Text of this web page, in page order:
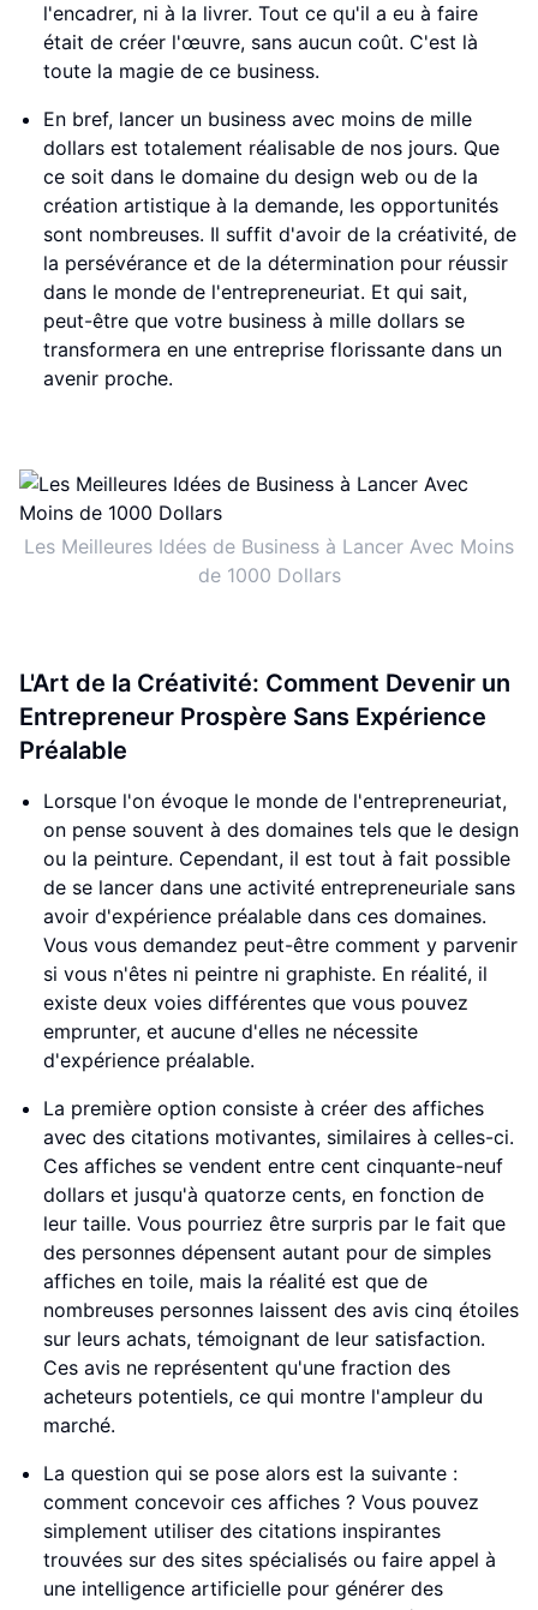
l'encadrer, ni à la livrer. Tout ce qu'il a eu à faire
était de créer l'œuvre, sans aucun coût. C'est là
toute la magie de ce business.
En bref, lancer un business avec moins de mille
dollars est totalement réalisable de nos jours. Que
ce soit dans le domaine du design web ou de la
création artistique à la demande, les opportunités
sont nombreuses. Il suffit d'avoir de la créativité, de
la persévérance et de la détermination pour réussir
dans le monde de l'entrepreneuriat. Et qui sait,
peut-être que votre business à mille dollars se
transformera en une entreprise florissante dans un
avenir proche.
Les Meilleures Idées de Business à Lancer Avec Moins
de 1000 Dollars
L'Art de la Créativité: Comment Devenir un
Entrepreneur Prospère Sans Expérience
Préalable
Lorsque l'on évoque le monde de l'entrepreneuriat,
on pense souvent à des domaines tels que le design
ou la peinture. Cependant, il est tout à fait possible
de se lancer dans une activité entrepreneuriale sans
avoir d'expérience préalable dans ces domaines.
Vous vous demandez peut-être comment y parvenir
si vous n'êtes ni peintre ni graphiste. En réalité, il
existe deux voies différentes que vous pouvez
emprunter, et aucune d'elles ne nécessite
d'expérience préalable.
La première option consiste à créer des affiches
avec des citations motivantes, similaires à celles-ci.
Ces affiches se vendent entre cent cinquante-neuf
dollars et jusqu'à quatorze cents, en fonction de
leur taille. Vous pourriez être surpris par le fait que
des personnes dépensent autant pour de simples
affiches en toile, mais la réalité est que de
nombreuses personnes laissent des avis cinq étoiles
sur leurs achats, témoignant de leur satisfaction.
Ces avis ne représentent qu'une fraction des
acheteurs potentiels, ce qui montre l'ampleur du
marché.
La question qui se pose alors est la suivante :
comment concevoir ces affiches ? Vous pouvez
simplement utiliser des citations inspirantes
trouvées sur des sites spécialisés ou faire appel à
une intelligence artificielle pour générer des